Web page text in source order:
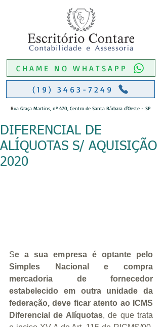
CHAME NO WHATSAPP
(19) 3463-7249
Rua Graça Martins, nº 470, Centro de Santa Bárbara d'Oeste - SP
DIFERENCIAL DE
ALÍQUOTAS S/ AQUISIÇÃO
2020
Se a sua empresa é optante pelo
Simples Nacional e compra
mercadoria de fornecedor
estabelecido em outra unidade da
federação, deve ficar atento ao ICMS
Diferencial de Alíquotas, de que trata